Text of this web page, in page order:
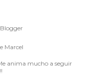
Marcel
anima mucho a seguir